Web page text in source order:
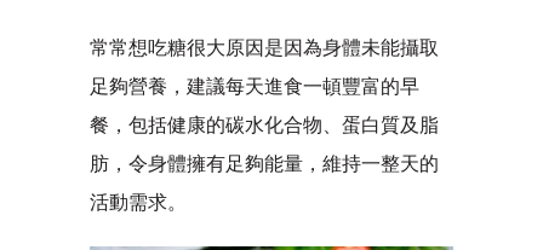
常常想吃糖很大原因是因為身體未能攝取
足夠營養，建議每天進食一頓豐富的早
餐，包括健康的碳水化合物、蛋白質及脂
肪，令身體擁有足夠能量，維持一整天的
活動需求。